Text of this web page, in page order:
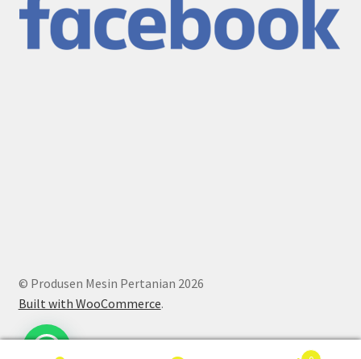
© Produsen Mesin Pertanian 2026
Built with WooCommerce.